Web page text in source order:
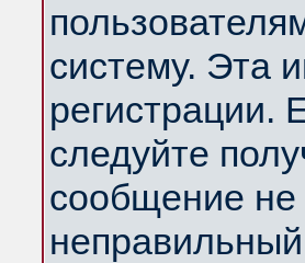
систему. Эта
регистрации.
следуйте
сообщение не